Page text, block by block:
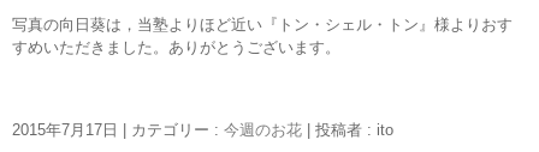
写真の向日葵は，当塾よりほど近い『トン・シェル・トン』様よりおす
すめいただきました。ありがとうございます。
2015年7月17日 カテゴリー : 今週のお花 投稿者 : ito